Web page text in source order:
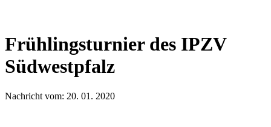
Frühlingsturnier des IPZV
Südwestpfalz
Nachricht vom: 20. 01. 2020